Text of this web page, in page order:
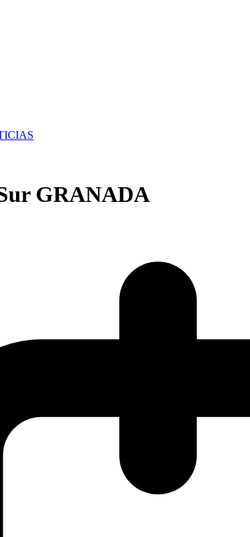
GRANADA